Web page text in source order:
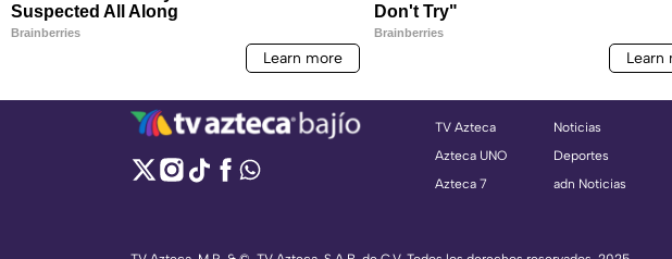
TV Azteca
Azteca UNO
Azteca 7
Noticias
Deportes
adn Noticias